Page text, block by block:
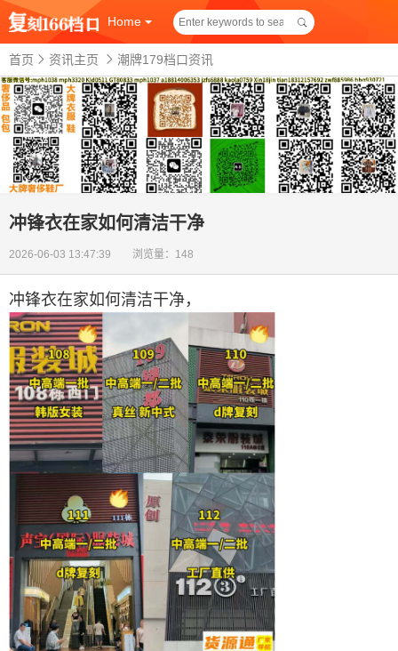
Home
首页 资讯主页 潮牌179档口资讯
冲锋衣在家如何清洁干净
2026-06-03 13:47:39 浏览量：148
冲锋衣在家如何清洁干净，